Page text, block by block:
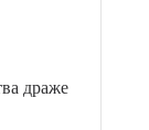
драже